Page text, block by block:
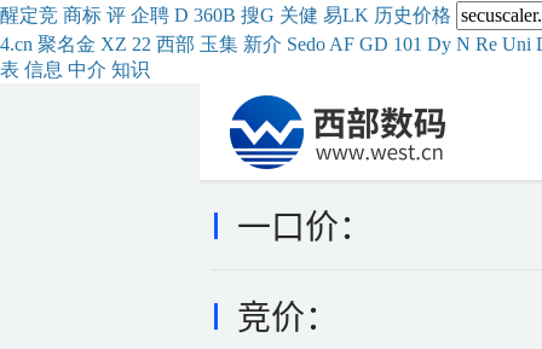
醒定竞 商标 评 企聘 D 360B 搜G 关健 易LK 历史价格
4.cn 聚名金 XZ 22 西部 玉集 新介 Sedo AF GD 101 Dy N Re Uni
表 信息 中介 知识